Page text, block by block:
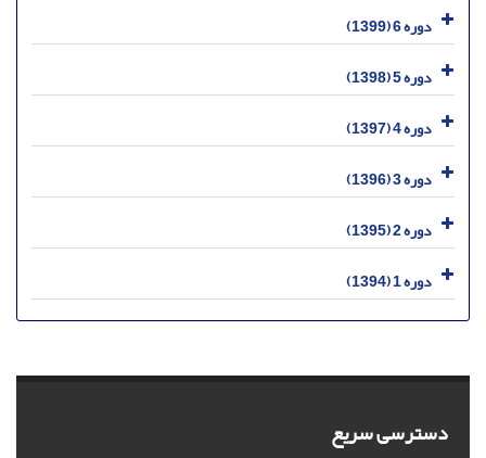
دوره 6 (1399)
دوره 5 (1398)
دوره 4 (1397)
دوره 3 (1396)
دوره 2 (1395)
دوره 1 (1394)
دسترسی سریع